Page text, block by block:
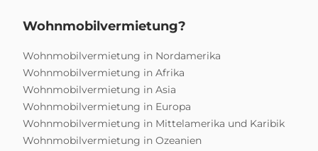
Wohnmobilvermietung?
Wohnmobilvermietung in Nordamerika
Wohnmobilvermietung in Afrika
Wohnmobilvermietung in Asia
Wohnmobilvermietung in Europa
Wohnmobilvermietung in Mittelamerika und Karibik
Wohnmobilvermietung in Ozeanien